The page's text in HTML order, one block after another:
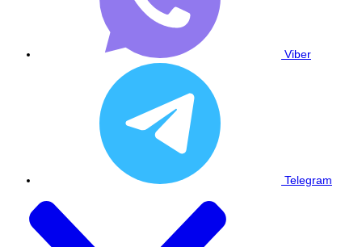
Viber
Telegram